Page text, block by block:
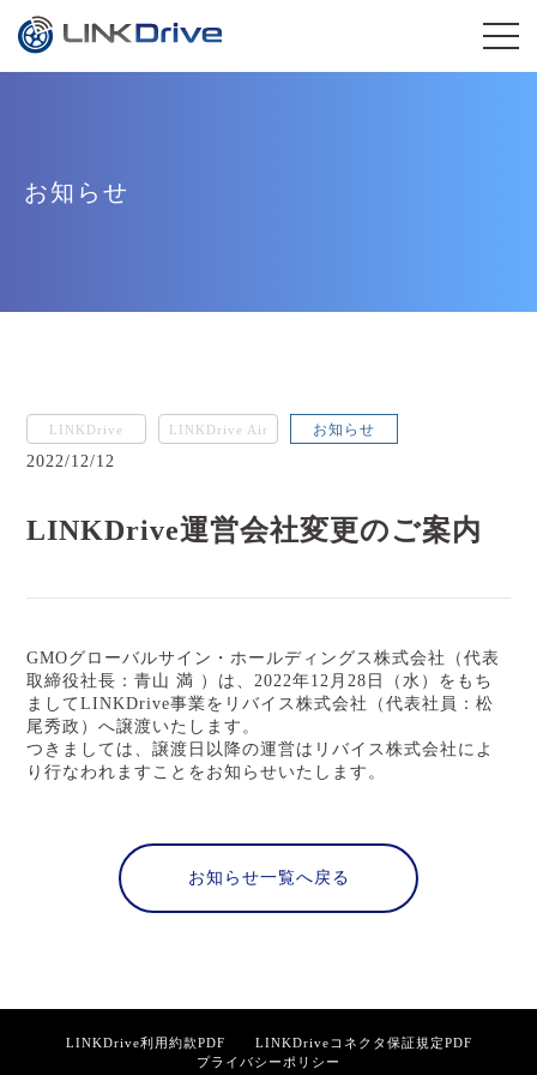
お知らせ
LINKDrive LINKDrive Air お知らせ
2022/12/12
LINKDrive運営会社変更のご案内
GMOグローバルサイン・ホールディングス株式会社（代表
取締役社長：青山 満 ）は、2022年12月28日（水）をもち
ましてLINKDrive事業をリバイス株式会社（代表社員：松
尾秀政）へ譲渡いたします。
つきましては、譲渡日以降の運営はリバイス株式会社によ
り行なわれますことをお知らせいたします。
お知らせ一覧へ戻る
LINKDrive利用約款PDF
LINKDriveコネクタ保証規定PDF
プライバシーポリシー